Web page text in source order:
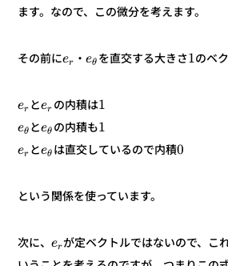
ます。なので、この微分を考えます。
その前にer ・eθ を直交する大きさ1のベ
er とer の内積は1
eθ とeθ の内積も1
er とeθ は直交しているので内積0
という関係を使っています。
次に、erが定ベクトルではないので、こ